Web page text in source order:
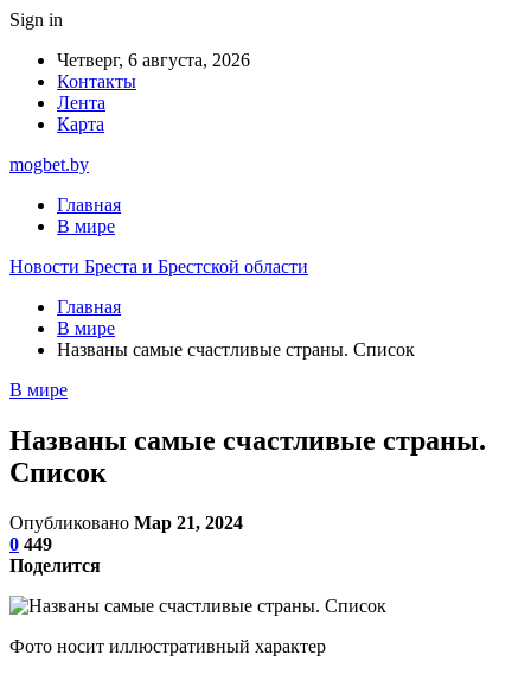
Sign in
Четверг, 6 августа, 2026
Контакты
Лента
Карта
mogbet.by
Главная
В мире
Новости Бреста и Брестской области
Главная
В мире
Названы самые счастливые страны. Список
В мире
Названы самые счастливые страны.
Список
Опубликовано Мар 21, 2024
0 449
Поделится
Фото носит иллюстративный характер